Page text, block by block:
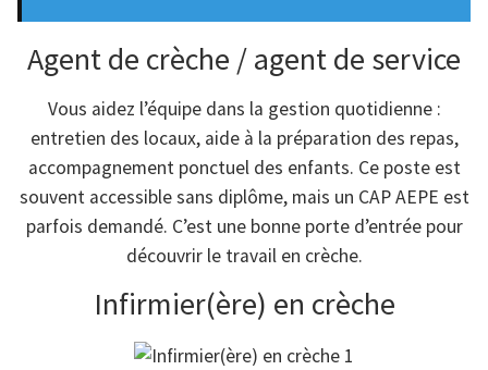
Agent de crèche / agent de service
Vous aidez l’équipe dans la gestion quotidienne :
entretien des locaux, aide à la préparation des repas,
accompagnement ponctuel des enfants. Ce poste est
souvent accessible sans diplôme, mais un CAP AEPE est
parfois demandé. C’est une bonne porte d’entrée pour
découvrir le travail en crèche.
Infirmier(ère) en crèche